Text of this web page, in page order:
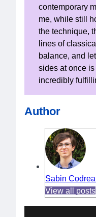
contemporary
me, while still
the technique,
lines of
balance, and
sides at once
incredibly
Author
Sabin
View all posts